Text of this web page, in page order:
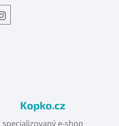
Kopko.cz
specializovaný e-shop